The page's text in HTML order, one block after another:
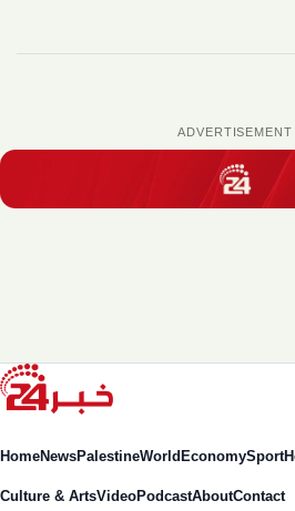
ADVERTISEMENT
HomeNewsPalestineWorld EconomySport
Culture & ArtsVideoPodcastAboutContact